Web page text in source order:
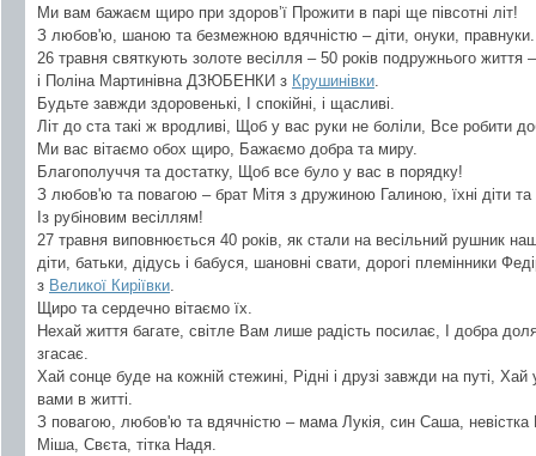
Ми вам бажаєм щиро при здоров’ї Прожити в парі ще півсотні літ!
З любов'ю, шаною та безмежною вдячністю – діти, онуки, правнуки.
26 травня святкують золоте весілля – 50 років подружнього життя
і Поліна Мартинівна ДЗЮБЕНКИ з Крушинівки
Будьте завжди здоровенькі, І спокійні, і щасливі.
Літ до ста такі ж вродливі, Щоб у вас руки не боліли, Все робити
Ми вас вітаємо обох щиро, Бажаємо добра та миру.
Благополуччя та достатку, Щоб все було у вас в порядку!
З любов'ю та повагою – брат Мітя з дружиною Галиною, їхні діти та
Із рубіновим весіллям!
27 травня виповнюється 40 років, як стали на весільний рушник
діти, батьки, дідусь і бабуся, шановні свати, дорогі племінники
з Великої Киріївки
Щиро та сердечно вітаємо їх.
Нехай життя багате, світле Вам лише радість посилає, І добра
згасає.
Хай сонце буде на кожній стежині, Рідні і друзі завжди на путі,
вами в житті.
З повагою, любов'ю та вдячністю – мама Лукія, син Саша,
Міша, Свєта, тітка Надя.